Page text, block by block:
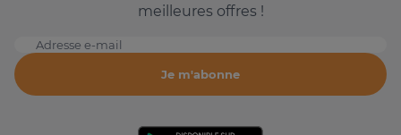
meilleures offres !
Adresse e-mail
Je m'abonne